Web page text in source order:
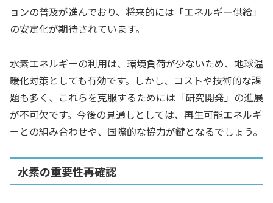
ョンの普及が進んでおり、将来的には「エネルギー供給」
の安定化が期待されています。
水素エネルギーの利用は、環境負荷が少ないため、地球温
暖化対策としても有効です。しかし、コストや技術的な課
題も多く、これらを克服するためには「研究開発」の進展
が不可欠です。今後の見通しとしては、再生可能エネルギ
ーとの組み合わせや、国際的な協力が鍵となるでしょう。
水素の重要性再確認